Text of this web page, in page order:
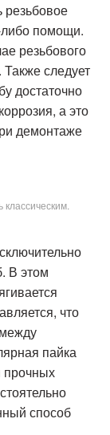
либо помощи.
резьбового
Также следует
достаточно
а это
демонтаже
В этом
что
пайка
прочных
способ